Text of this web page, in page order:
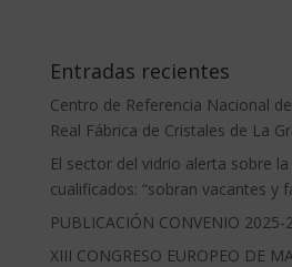
Entradas recientes
Centro de Referencia Nacional
Real Fábrica de Cristales de La
El sector del vidrio alerta sobre
cualificados: “sobran vacantes y
PUBLICACIÓN CONVENIO 2025-
XIII CONGRESO EUROPEO DE